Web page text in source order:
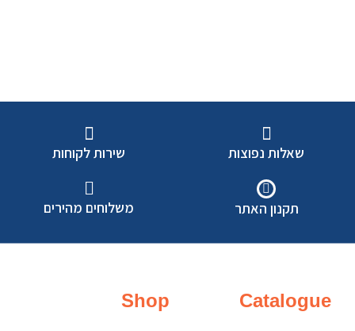
שאלות נפוצות שירות לקוחות
תקנון האתר משלוחים מהירים
Catalogue
Shop